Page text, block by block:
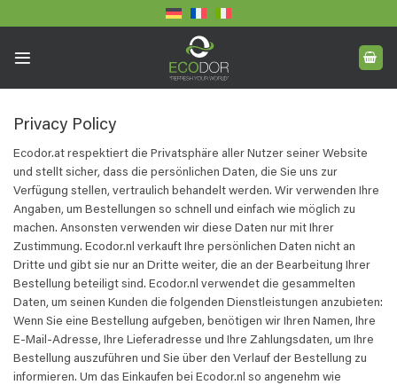
to
Privacy Policy
Ecodor.at respektiert die Privatsphäre aller Nutzer seiner Website
und stellt sicher, dass die persönlichen Daten, die Sie uns zur
Verfügung stellen, vertraulich behandelt werden. Wir verwenden Ihre
Angaben, um Bestellungen so schnell und einfach wie möglich zu
machen. Ansonsten verwenden wir diese Daten nur mit Ihrer
Zustimmung. Ecodor.nl verkauft Ihre persönlichen Daten nicht an
Dritte und gibt sie nur an Dritte weiter, die an der Bearbeitung Ihrer
Bestellung beteiligt sind. Ecodor.nl verwendet die gesammelten
Daten, um seinen Kunden die folgenden Dienstleistungen anzubieten:
Wenn Sie eine Bestellung aufgeben, benötigen wir Ihren Namen, Ihre
E-Mail-Adresse, Ihre Lieferadresse und Ihre Zahlungsdaten, um Ihre
Bestellung auszuführen und Sie über den Verlauf der Bestellung zu
informieren. Um das Einkaufen bei Ecodor.nl so angenehm wie